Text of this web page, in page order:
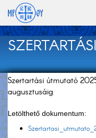
Szertartási útmutató
augusztusáig
Letölthető dokumentum: